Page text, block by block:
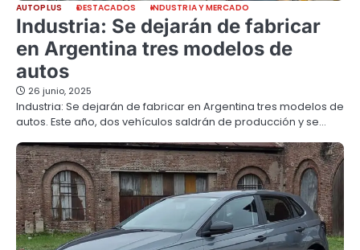
AUTOPLUS DESTACADOS INDUSTRIA Y MERCADO
Industria: Se dejarán de fabricar
en Argentina tres modelos de
autos
26 junio, 2025
Industria: Se dejarán de fabricar en Argentina tres modelos de
autos. Este año, dos vehículos saldrán de producción y se…